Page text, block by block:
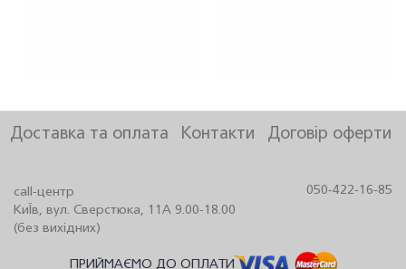
call-центр
КиЇв, вул. Сверстюка, 11А 9.00-18.00
(без вихідних)
050-422-16-85
Доставка та оплата Контакти Договір оферти
ПРИЙМАЄМО ДО ОПЛАТИ